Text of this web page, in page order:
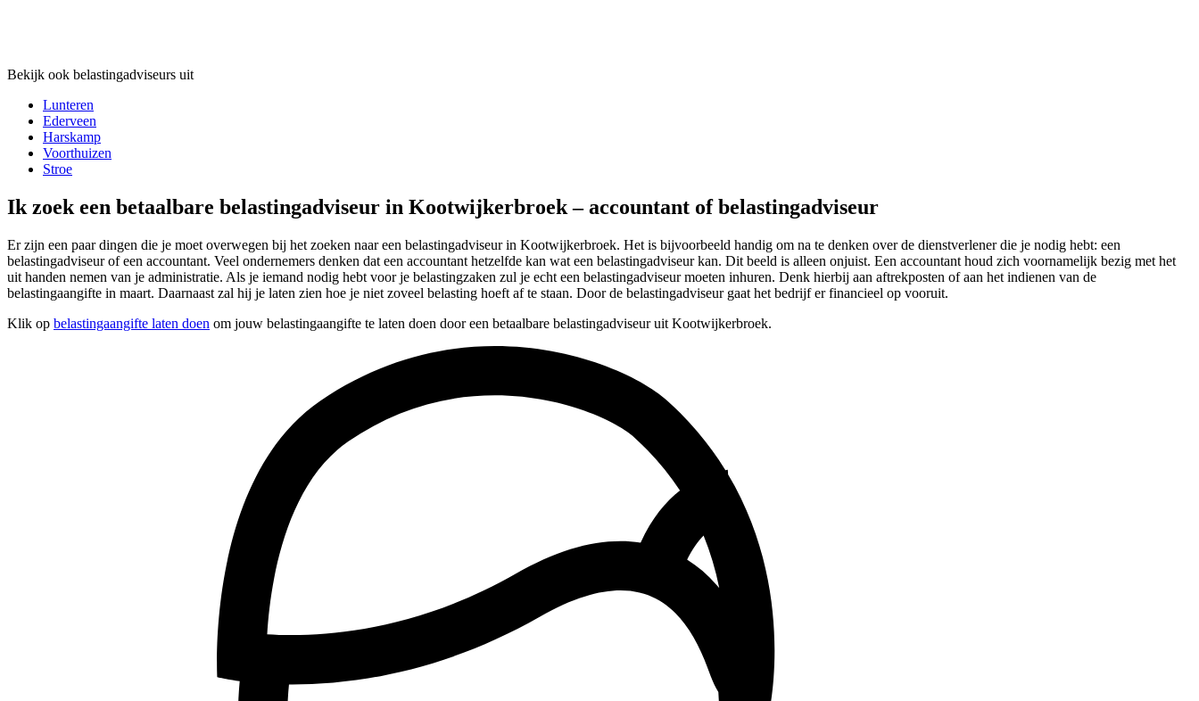
Bekijk ook belastingadviseurs uit
Lunteren
Ederveen
Harskamp
Voorthuizen
Stroe
Ik zoek een betaalbare belastingadviseur in Kootwijkerbroek – accountant of belastingadviseur
Er zijn een paar dingen die je moet overwegen bij het zoeken naar een belastingadviseur in Kootwijkerbroek. Het is bijvoorbeeld handig om na te denken over de dienstverlener die je nodig hebt: een
belastingadviseur of een accountant. Veel ondernemers denken dat een accountant hetzelfde kan wat een belastingadviseur kan. Dit beeld is alleen onjuist. Een accountant houd zich voornamelijk bezig met het
uit handen nemen van je administratie. Als je iemand nodig hebt voor je belastingzaken zul je echt een belastingadviseur moeten inhuren. Denk hierbij aan aftrekposten of aan het indienen van de
belastingaangifte in maart. Daarnaast zal hij je laten zien hoe je niet zoveel belasting hoeft af te staan. Door de belastingadviseur gaat het bedrijf er financieel op vooruit.
Klik op belastingaangifte laten doen om jouw belastingaangifte te laten doen door een betaalbare belastingadviseur uit Kootwijkerbroek.